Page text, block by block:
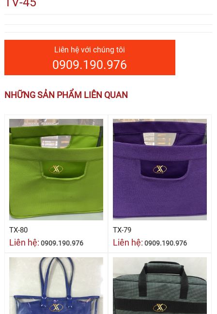
Liên hệ với chúng tôi
0909.190.976
NHỮNG SẢN PHẨM LIÊN QUAN
TX-80
Liên hệ: 0909.190.976
TX-79
Liên hệ: 0909.190.976